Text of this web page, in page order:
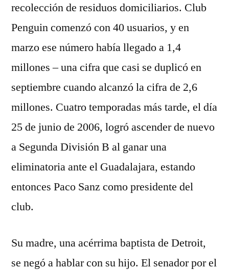
recolección de residuos domiciliarios. Club
Penguin comenzó con 40 usuarios, y en
marzo ese número había llegado a 1,4
millones – una cifra que casi se duplicó en
septiembre cuando alcanzó la cifra de 2,6
millones. Cuatro temporadas más tarde, el día
25 de junio de 2006, logró ascender de nuevo
a Segunda División B al ganar una
eliminatoria ante el Guadalajara, estando
entonces Paco Sanz como presidente del
club.
Su madre, una acérrima baptista de Detroit,
se negó a hablar con su hijo. El senador por el